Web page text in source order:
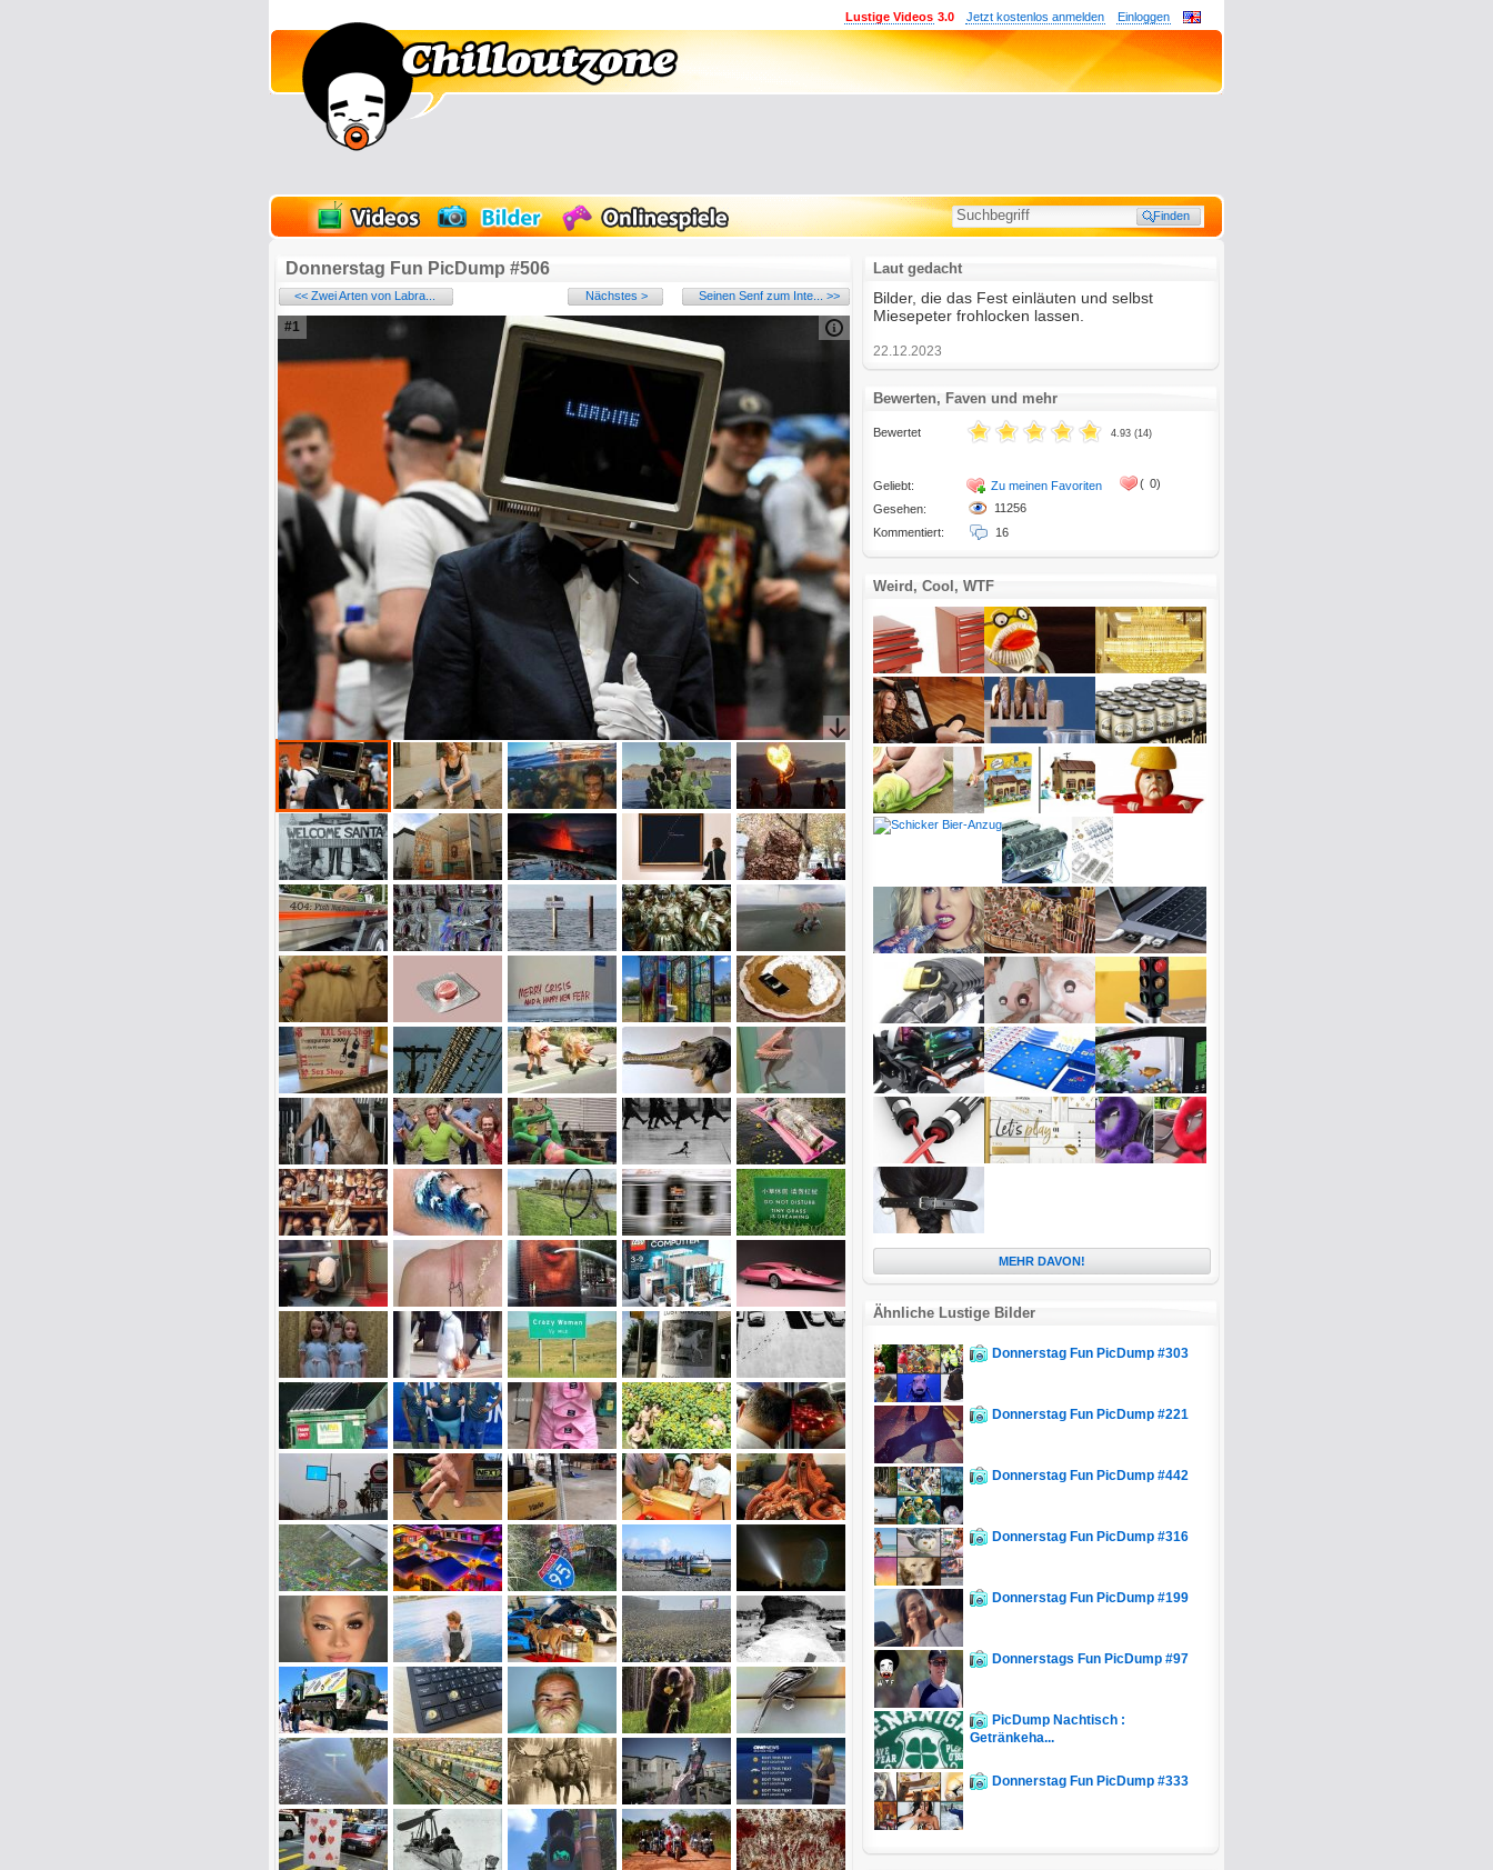
Einloggen
Jetzt kostenlos anmelden
Lustige Videos 3.0
Donnerstag Fun PicDump #506
<< Zwei Arten von Labra... Nächstes > Seinen Senf zum Inte... >>
#1
Laut gedacht
Bilder, die das Fest einläuten und selbst
Miesepeter frohlocken lassen.
22.12.2023
Bewerten, Faven und mehr
Bewertet
Geliebt:
Gesehen:
Kommentiert:
4.93 (14)
Zu meinen Favoriten
11256
16
( 0)
Weird, Cool, WTF
MEHR DAVON!
Ähnliche Lustige Bilder
Donnerstag Fun PicDump #303
Donnerstag Fun PicDump #221
Donnerstag Fun PicDump #442
Donnerstag Fun PicDump #316
Donnerstag Fun PicDump #199
Donnerstags Fun PicDump #97
PicDump Nachtisch :
Getränkeha...
Donnerstag Fun PicDump #333